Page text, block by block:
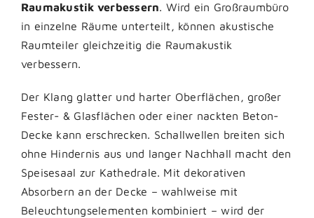
Raumakustik verbessern. Wird ein Großraumbüro
in einzelne Räume unterteilt, können akustische
Raumteiler gleichzeitig die Raumakustik
verbessern.
Der Klang glatter und harter Oberflächen, großer
Fester- & Glasflächen oder einer nackten Beton-
Decke kann erschrecken. Schallwellen breiten sich
ohne Hindernis aus und langer Nachhall macht den
Speisesaal zur Kathedrale. Mit dekorativen
Absorbern an der Decke – wahlweise mit
Beleuchtungselementen kombiniert – wird der